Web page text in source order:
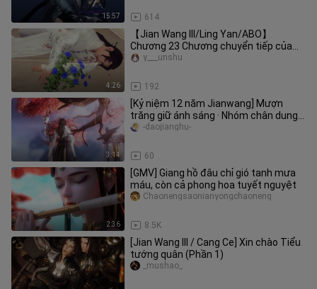
15:57 614
4:26
【Jian Wang III/Ling Yan/ABO】
Chương 23 Chương chuyển tiếp của
"Bắt vua"
192
y___unshu
3:14
[Kỷ niệm 12 năm Jianwang] Mượn
trăng giữ ánh sáng · Nhóm chân dung
các chàng trai cao ráo của tất cả
60
-daojianghu-
2:36
[GMV] Giang hồ đâu chỉ gió tanh mưa
máu, còn cả phong hoa tuyết nguyệt
8.5K
Chaonengsaonianyongchaoneng
[Jian Wang III / Cang Ce] Xin chào Tiểu
tướng quân (Phần 1)
_mushao_